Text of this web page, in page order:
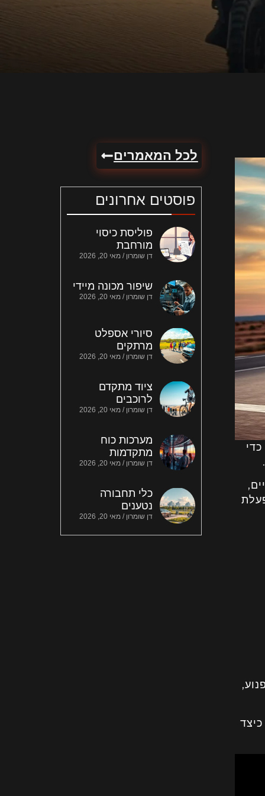
לכל המאמרים
פוסטים אחרונים
פוליסת כיסוי
מורחבת
דן שומרון מאי 20, 2026
שיפור מכונה מיידי
דן שומרון מאי 20, 2026
סיורי אספלט
מרתקים
דן שומרון מאי 20, 2026
ציוד מתקדם
לרוכבים
דן שומרון מאי 20, 2026
מערכות כוח
מתקדמות
דן שומרון מאי 20, 2026
כלי תחבורה
נטענים
דן שומרון מאי 20, 2026